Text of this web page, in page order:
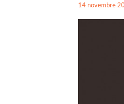
14 novembre